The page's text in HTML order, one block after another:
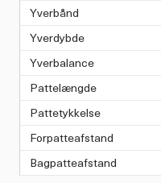
Yverbånd
Yverdybde
Yverbalance
Pattelængde
Pattetykkelse
Forpatteafstand
Bagpatteafstand